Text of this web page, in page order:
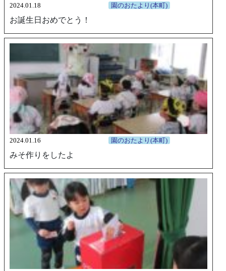
2024.01.18 園のおたより(本町)
お誕生日おめでとう！
2024.01.16 園のおたより(本町)
みそ作りをしたよ